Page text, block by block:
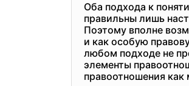
Оба подхода к
правильны лишь
Поэтому вполне
и как особую
любом подходе не
элементы
правоотношения